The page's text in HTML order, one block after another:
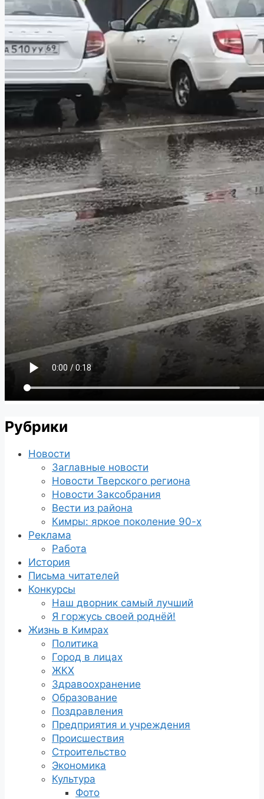
Рубрики
Новости
Заглавные новости
Новости Тверского региона
Новости Заксобрания
Вести из района
Кимры: яркое поколение 90-х
Реклама
Работа
История
Письма читателей
Конкурсы
Наш дворник самый лучший
Я горжусь своей роднёй!
Жизнь в Кимрах
Политика
Город в лицах
ЖКХ
Здравоохранение
Образование
Поздравления
Предприятия и учреждения
Происшествия
Строительство
Экономика
Культура
Фото